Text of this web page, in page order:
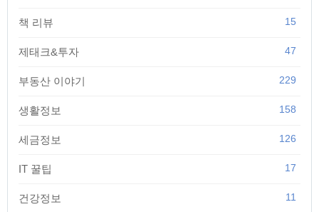
책 리뷰 15
제태크&투자 47
부동산 이야기 229
생활정보 158
세금정보 126
IT 꿀팁 17
건강정보 11